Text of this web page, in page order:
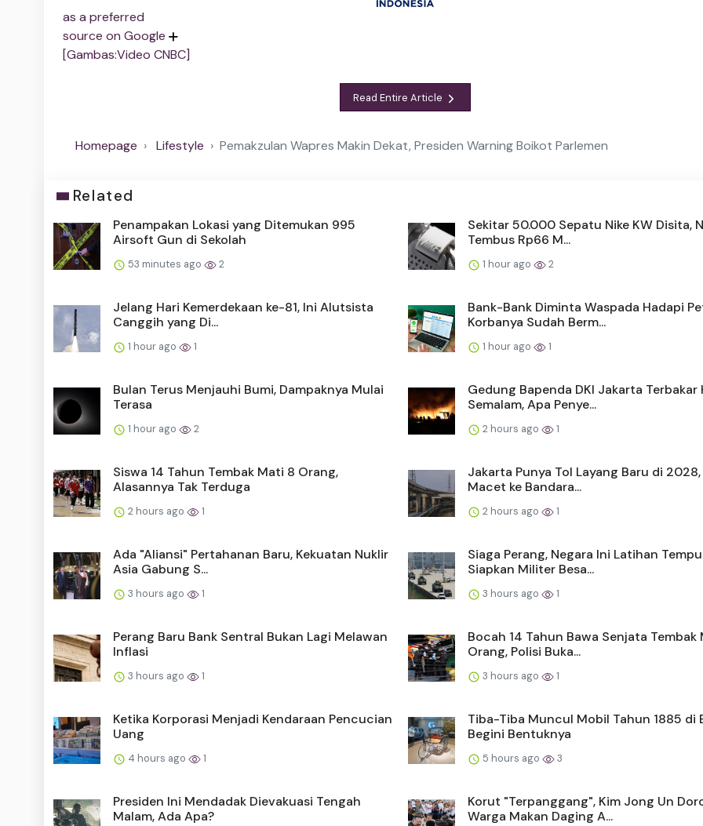
as a preferred
source on Google
[Gambas:Video CNBC]
Read Entire Article
Homepage Lifestyle Pemakzulan Wapres Makin Dekat, Presiden Warning Boikot Parlemen
Related
Penampakan Lokasi yang Ditemukan 995
Airsoft Gun di Sekolah
53 minutes ago 2
Sekitar 50.000 Sepatu Nike KW Disita,
Tembus Rp66 M...
1 hour ago 2
Jelang Hari Kemerdekaan ke-81, Ini Alutsista
Canggih yang Di...
1 hour ago 1
Bank-Bank Diminta Waspada Hadapi
Korbanya Sudah Berm...
1 hour ago 1
Bulan Terus Menjauhi Bumi, Dampaknya Mulai
Terasa
1 hour ago 2
Gedung Bapenda DKI Jakarta Terbakar
Semalam, Apa Penye...
2 hours ago 1
Siswa 14 Tahun Tembak Mati 8 Orang,
Alasannya Tak Terduga
2 hours ago 1
Jakarta Punya Tol Layang Baru di
Macet ke Bandara...
2 hours ago 1
Ada "Aliansi" Pertahanan Baru, Kekuatan Nuklir
Asia Gabung S...
3 hours ago 1
Siaga Perang, Negara Ini Latihan
Siapkan Militer Besa...
3 hours ago 1
Perang Baru Bank Sentral Bukan Lagi Melawan
Inflasi
3 hours ago 1
Bocah 14 Tahun Bawa Senjata Tembak
Orang, Polisi Buka...
3 hours ago 1
Ketika Korporasi Menjadi Kendaraan Pencucian
Uang
4 hours ago 1
Tiba-Tiba Muncul Mobil Tahun 1885 di
Begini Bentuknya
5 hours ago 3
Presiden Ini Mendadak Dievakuasi Tengah
Malam, Ada Apa?
Korut "Terpanggang", Kim Jong Un
Warga Makan Daging A...